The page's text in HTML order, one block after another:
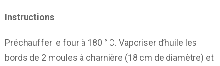
Instructions
Préchauffer le four à 180 ° C. Vaporiser d’huile les
bords de 2 moules à charnière (18 cm de diamètre) et